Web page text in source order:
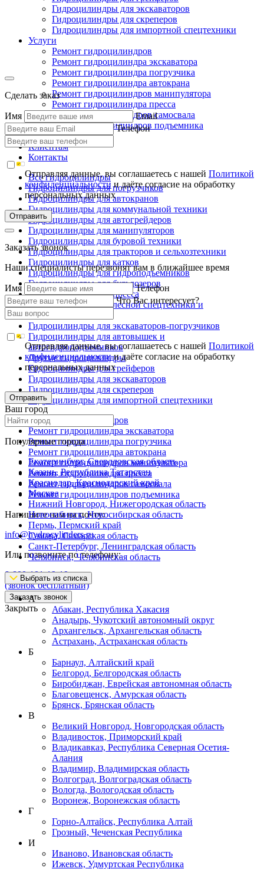
Гидроцилиндры для экскаваторов
Гидроцилиндры для скреперов
Гидроцилиндры для импортной спецтехники
Услуги
Ремонт гидроцилиндров
Ремонт гидроцилиндра экскаватора
Ремонт гидроцилиндра погрузчика
Ремонт гидроцилиндра автокрана
Ремонт гидроцилиндров манипулятора
Ремонт гидроцилиндра пресса
Ремонт гидроцилиндров самосвала
Ремонт гидроцилиндров подъемника
Производство
Клиентам
Контакты
Все гидроцилиндры
Гидроцилиндры для погрузчиков
Гидроцилиндры для автокранов
Гидроцилиндры для коммунальной техники
Гидроцилиндры для автогрейдеров
Гидроцилиндры для манипуляторов
Гидроцилиндры для буровой техники
Гидроцилиндры для тракторов и сельхозтехники
Гидроцилиндры для катков
Гидроцилиндры для гидроподъемников
Гидроцилиндры для бульдозеров
Гидроцилиндры для пресса
Гидроцилиндры для лесной спецтехники и
металловозов
Гидроцилиндры для экскаваторов-погрузчиков
Гидроцилиндры для автовышек и
автогидроподъемников
Другие гидроцилиндры
Гидроцилиндры для грейферов
Гидроцилиндры для экскаваторов
Гидроцилиндры для скреперов
Гидроцилиндры для импортной спецтехники
Ремонт гидроцилиндров
Ремонт гидроцилиндра экскаватора
Ремонт гидроцилиндра погрузчика
Ремонт гидроцилиндра автокрана
Ремонт гидроцилиндров манипулятора
Ремонт гидроцилиндра пресса
Ремонт гидроцилиндров самосвала
Ремонт гидроцилиндров подъемника
Напишите нам на почту:
info@hydrocylinders.ru
Или позвоните по телефону:
8-800-101-19-19
(звонок бесплатный)
Заказать звонок
Закрыть
Сделать заказ
Имя
Email
Телефон
Отправляя данные, вы соглашаетесь с нашейПолитикой
конфиденциальностии даёте согласие на обработку
персональных данных
Отправить
Заказать звонок
Наши специалисты перезвонят вам в ближайшее время
Имя
Телефон
Что Вас интересует?
Отправляя данные, вы соглашаетесь с нашейПолитикой
конфиденциальностии даёте согласие на обработку
персональных данных
Отправить
Ваш город
Популярные города
Екатеринбург, Свердловская область
Казань, Республика Татарстан
Краснодар, Краснодарский край
Москва
Нижний Новгород, Нижегородская область
Новосибирск, Новосибирская область
Пермь, Пермский край
Самара, Самарская область
Санкт-Петербург, Ленинградская область
Челябинск, Челябинская область
Выбрать из списка
А
Абакан, Республика Хакасия
Анадырь, Чукотский автономный округ
Архангельск, Архангельская область
Астрахань, Астраханская область
Б
Барнаул, Алтайский край
Белгород, Белгородская область
Биробиджан, Еврейская автономная область
Благовещенск, Амурская область
Брянск, Брянская область
В
Великий Новгород, Новгородская область
Владивосток, Приморский край
Владикавказ, Республика Северная Осетия-
Алания
Владимир, Владимирская область
Волгоград, Волгоградская область
Вологда, Вологодская область
Воронеж, Воронежская область
Г
Горно-Алтайск, Республика Алтай
Грозный, Чеченская Республика
И
Иваново, Ивановская область
Ижевск, Удмуртская Республика